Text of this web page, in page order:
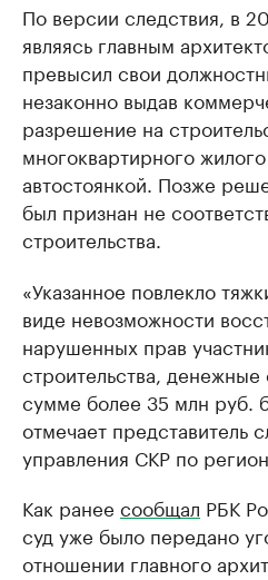
По версии следствия, в
являясь главным
превысил свои
незаконно выдав
разрешение на
многоквартирного
автостоянкой. Позже
был признан не
строительства.
«Указанное повлекло
виде невозможности
нарушенных прав
строительства,
сумме более 35 млн руб.
отмечает представитель
управления СКР по
Как ранее сообщал РБК
суд уже было передано
отношении главного